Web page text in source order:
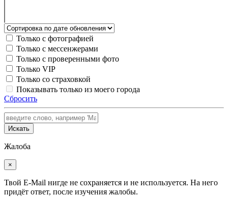
Только с фотографией
Только с мессенжерами
Только с проверенными фото
Только VIP
Только со страховкой
Показывать только из моего города
Сбросить
Искать
Жалоба
×
Твой E-Mail нигде не сохраняется и не используется. На него
придёт ответ, после изучения жалобы.